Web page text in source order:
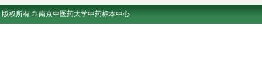
版权所有 © 南京中医药大学中药标本中心